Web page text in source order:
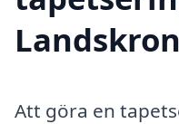
Att göra en